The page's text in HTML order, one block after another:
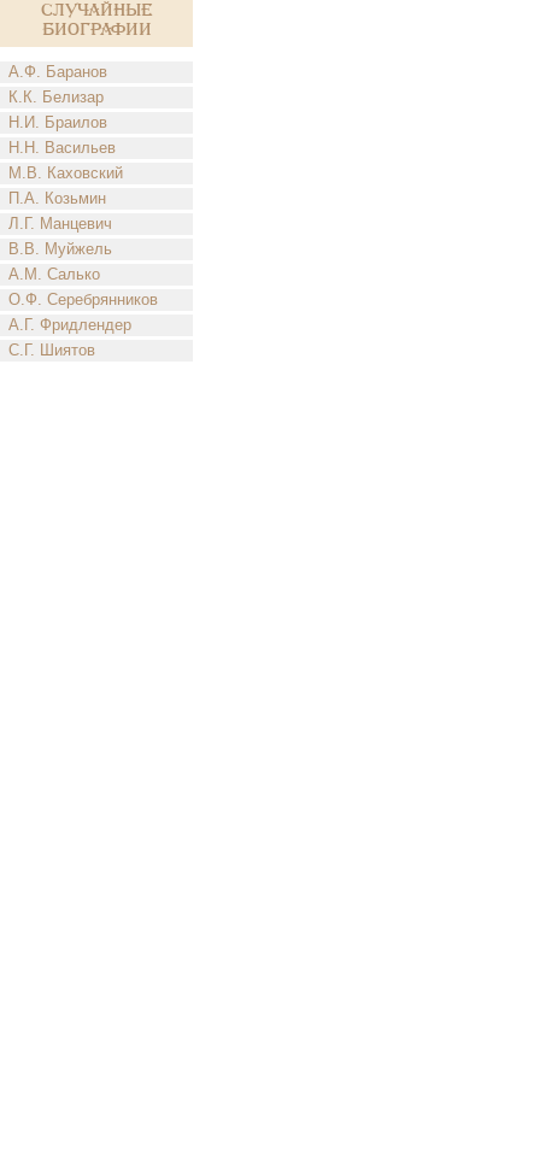
Случайные
биографии
А.Ф. Баранов
К.К. Белизар
Н.И. Браилов
Н.Н. Васильев
М.В. Каховский
П.А. Козьмин
Л.Г. Манцевич
В.В. Муйжель
А.М. Салько
О.Ф. Серебрянников
А.Г. Фридлендер
С.Г. Шиятов